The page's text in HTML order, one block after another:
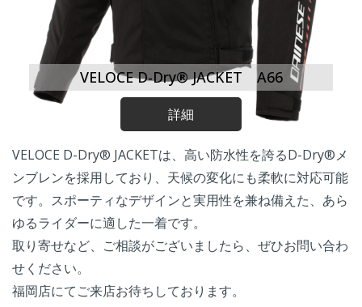
VELOCE D-Dry® JACKET A66
詳細
VELOCE D-Dry® JACKETは、高い防水性を誇るD-Dry®メ
ンブレンを採用しており、天候の変化にも柔軟に対応可能
です。スポーティなデザインと実用性を兼ね備えた、あら
ゆるライダーに適した一着です。
取り寄せなど、ご相談がございましたら、ぜひお問い合わ
せください。
福岡店にてご来店お待ちしております。